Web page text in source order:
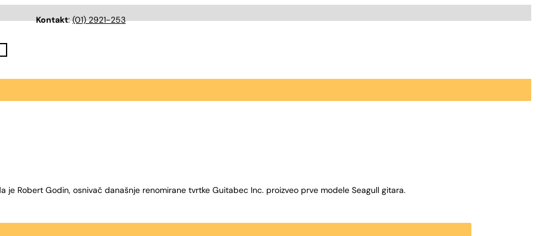
Kontakt:(01) 2921-253
je Robert Godin, osnivač današnje renomirane tvrtke Guitabec Inc. proizveo prve modele Seagull gitara.